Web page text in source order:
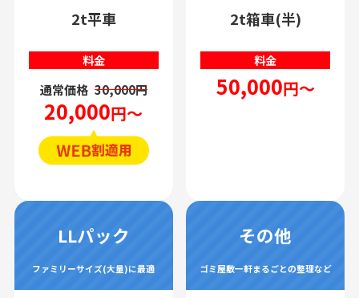
2t平車
料金
通常価格 30,000円
20,000円～
2t箱車(半)
料金
50,000円～
LLパック
ファミリーサイズ(大量)に最適
その他
ゴミ屋敷一軒まるごとの整理など